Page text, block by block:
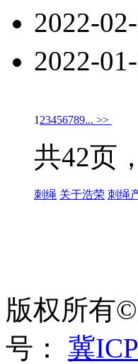
2022-
2022-
1 23456789... >>
共42页
刺绳 关于浩荣 刺绳
版权所有
号： 冀